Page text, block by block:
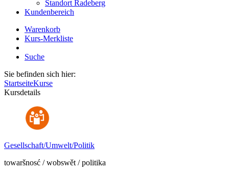
Standort Radeberg
Kundenbereich
Warenkorb
Kurs-Merkliste
Suche
Sie befinden sich hier:
StartseiteKurse
Kursdetails
Gesellschaft/Umwelt/Politik
towaršnosć / wobswět / politika